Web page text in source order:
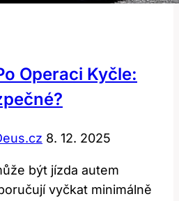
Operaci Kyčle:
8. 12. 2025
být jízda autem
vyčkat minimálně